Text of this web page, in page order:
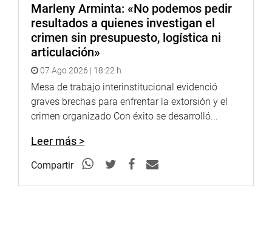
Marleny Arminta: «No podemos pedir
resultados a quienes investigan el
crimen sin presupuesto, logística ni
articulación»
07 Ago 2026 | 18:22 h
Mesa de trabajo interinstitucional evidenció
graves brechas para enfrentar la extorsión y el
crimen organizado Con éxito se desarrolló...
Leer más >
Compartir